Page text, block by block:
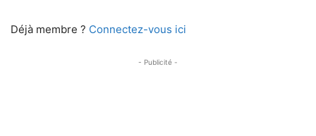
Déjà membre ? Connectez-vous ici
- Publicité -